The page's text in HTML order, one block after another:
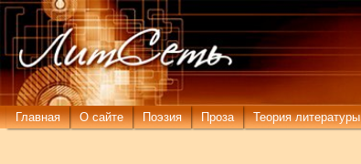
Главная О сайте Поэзия Проза Теория литературы